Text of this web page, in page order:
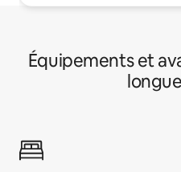
Équipements et